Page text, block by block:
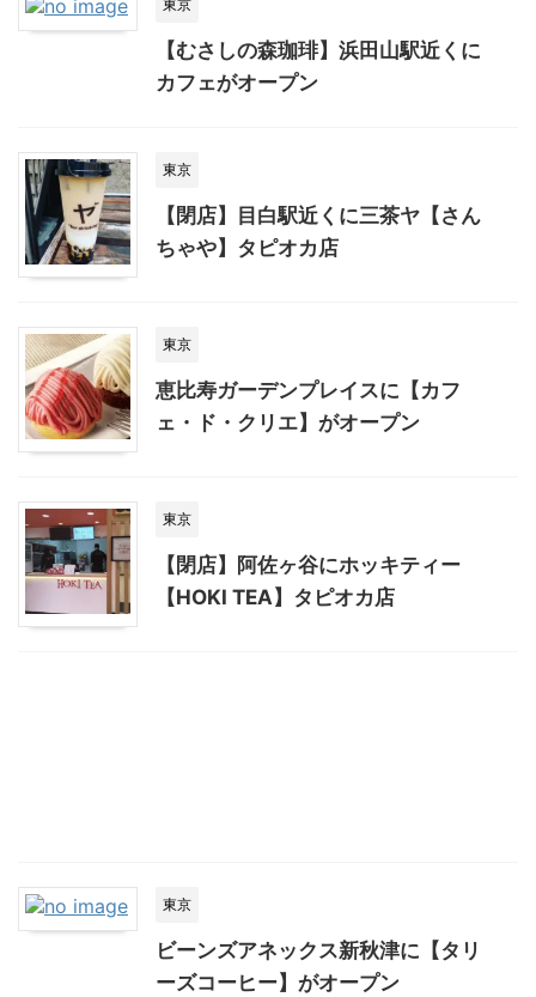
東京
【むさしの森珈琲】浜田山駅近くに
カフェがオープン
東京
【閉店】目白駅近くに三茶ヤ【さん
ちゃや】タピオカ店
東京
恵比寿ガーデンプレイスに【カフ
ェ・ド・クリエ】がオープン
東京
【閉店】阿佐ヶ谷にホッキティー
【HOKI TEA】タピオカ店
東京
ビーンズアネックス新秋津に【タリ
ーズコーヒー】がオープン